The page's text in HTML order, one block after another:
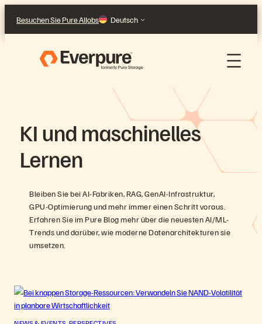
zum
Inhalt
Besuchen Sie Pure AIJobs Deutsch
KI und maschinelles
Lernen
Bleiben Sie bei AI-Fabriken, RAG, GenAI-Infrastruktur,
GPU-Optimierung und mehr immer einen Schritt voraus.
Erfahren Sie im Pure Blog mehr über die neuesten AI/ML-
Trends und darüber, wie moderne Datenarchitekturen sie
umsetzen.